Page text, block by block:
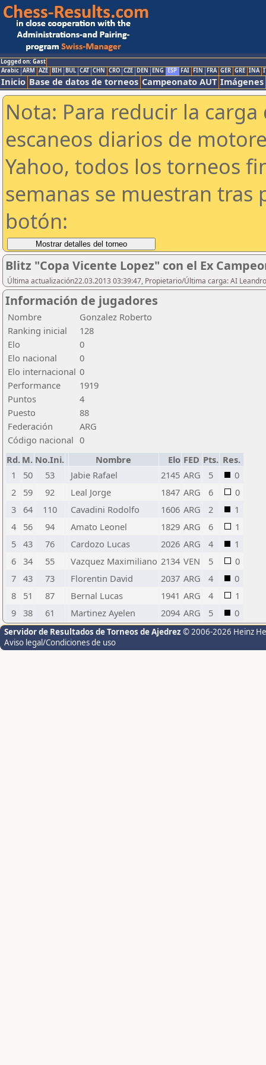
Logged on: Gast
Arabic ARM AZE BIH BUL CAT CHN CRO CZE DEN ENG ESP FAI FIN FRA GER GRE INA
Inicio Base de datos de torneos Campeonato AUT Imágenes
Nota: Para reducir la
escaneos diarios de
Yahoo, todos los torneos
semanas se muestran tras
botón:
Blitz "Copa Vicente Lopez" con el Ex
Última actualización22.03.2013 03:39:47, Propietario/Última carga: AI
Información de jugadores
Nombre
Gonzalez Roberto
Ranking inicial
128
Elo
0
Elo nacional
0
Elo internacional 0
Performance
1919
Puntos
4
Puesto
88
Federación
ARG
Código nacional 0
Rd. M. No.Ini. Nombre Elo FED Pts. Res.
1
50 53 Jabie Rafael 2145 ARG 5
0
2
59 92 Leal Jorge 1847 ARG 6
0
3
64 110 Cavadini Rodolfo 1606 ARG 2
1
4
56 94 Amato Leonel 1829 ARG 6
1
5 43 76 Cardozo Lucas 2026 ARG 4
1
6 34 55 Vazquez Maximiliano 2134 VEN 5
0
7 43 73 Florentin David 2037 ARG 4
0
8
51 87 Bernal Lucas 1941 ARG 4
1
9 38 61 Martinez Ayelen 2094 ARG 5 0
Servidor de Resultados de Torneos de Ajedrez © 2006-2026 Heinz
Aviso legal/Condiciones de uso